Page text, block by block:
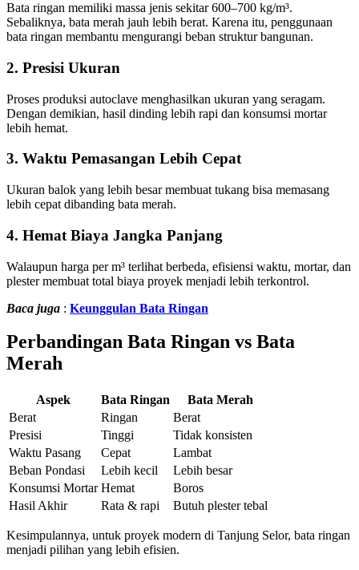
Bata ringan memiliki massa jenis sekitar 600–700 kg/m³.
Sebaliknya, bata merah jauh lebih berat. Karena itu, penggunaan
bata ringan membantu mengurangi beban struktur bangunan.
2. Presisi Ukuran
Proses produksi autoclave menghasilkan ukuran yang seragam.
Dengan demikian, hasil dinding lebih rapi dan konsumsi mortar
lebih hemat.
3. Waktu Pemasangan Lebih Cepat
Ukuran balok yang lebih besar membuat tukang bisa memasang
lebih cepat dibanding bata merah.
4. Hemat Biaya Jangka Panjang
Walaupun harga per m³ terlihat berbeda, efisiensi waktu, mortar, dan
plester membuat total biaya proyek menjadi lebih terkontrol.
Baca juga : Keunggulan Bata Ringan
Perbandingan Bata Ringan vs Bata
Merah
Aspek Bata Ringan
Bata Merah
Berat
Ringan
Berat
Presisi
Tinggi
Tidak konsisten
Waktu Pasang
Cepat
Lambat
Beban Pondasi
Lebih kecil
Lebih besar
Konsumsi Mortar Hemat
Boros
Hasil Akhir
Rata & rapi Butuh plester tebal
Kesimpulannya, untuk proyek modern di Tanjung Selor, bata ringan
menjadi pilihan yang lebih efisien.